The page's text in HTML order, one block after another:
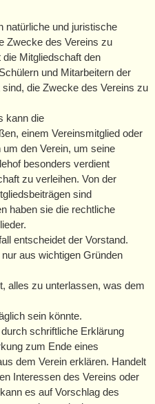
natürliche und juristische
Zwecke des Vereins zu
Mitgliedschaft den
und Mitarbeitern der
die Zwecke des Vereins zu
kann die
einem Vereinsmitglied oder
den Verein, um seine
besonders verdient
zu verleihen. Von der
sind
haben sie die rechtliche
entscheidet der Vorstand.
aus wichtigen Gründen
alles zu unterlassen, was dem
sein könnte.
schriftliche Erklärung
zum Ende eines
dem Verein erklären. Handelt
Interessen des Vereins oder
es auf Vorschlag des